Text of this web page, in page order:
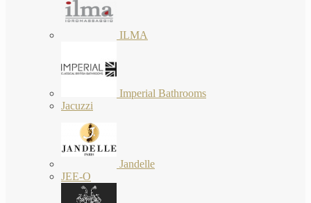
ILMA
Imperial Bathrooms
Jacuzzi
Jandelle
JEE-O